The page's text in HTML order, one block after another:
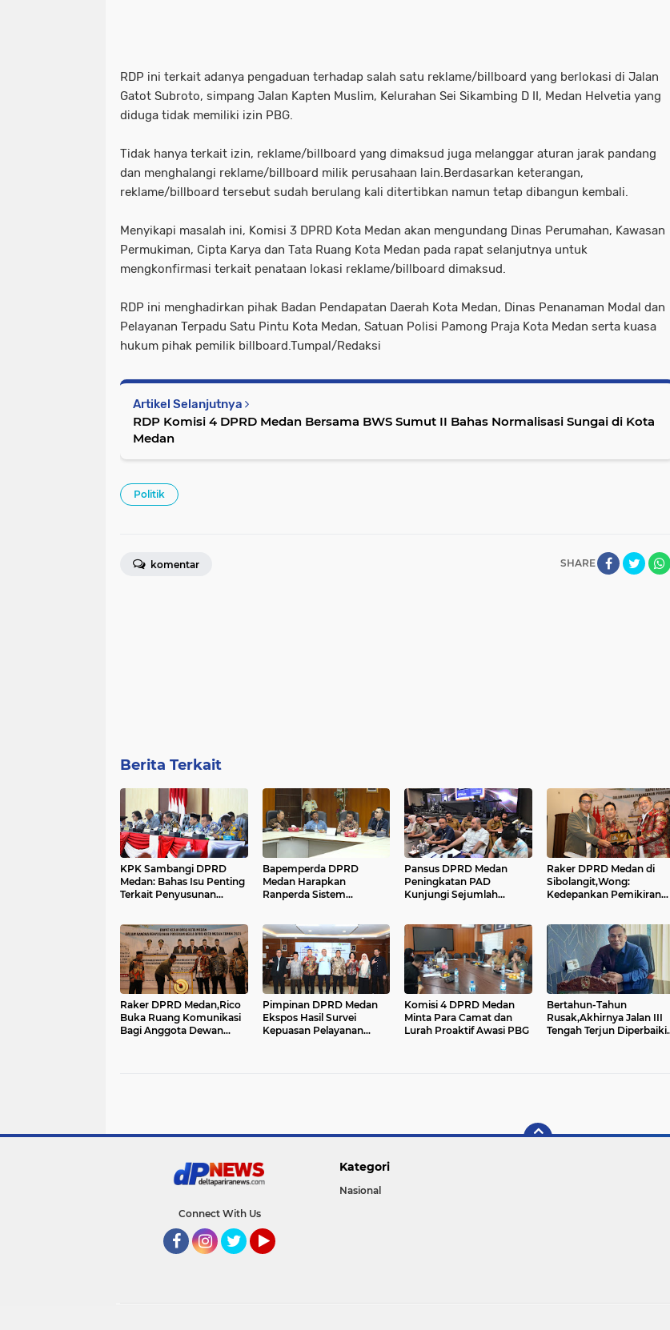
RDP ini terkait adanya pengaduan terhadap salah satu reklame/billboard yang berlokasi di Jalan
Gatot Subroto, simpang Jalan Kapten Muslim, Kelurahan Sei Sikambing D II, Medan Helvetia yang
diduga tidak memiliki izin PBG.
Tidak hanya terkait izin, reklame/billboard yang dimaksud juga melanggar aturan jarak pandang
dan menghalangi reklame/billboard milik perusahaan lain.Berdasarkan keterangan,
reklame/billboard tersebut sudah berulang kali ditertibkan namun tetap dibangun kembali.
Menyikapi masalah ini, Komisi 3 DPRD Kota Medan akan mengundang Dinas Perumahan, Kawasan
Permukiman, Cipta Karya dan Tata Ruang Kota Medan pada rapat selanjutnya untuk
mengkonfirmasi terkait penataan lokasi reklame/billboard dimaksud.
RDP ini menghadirkan pihak Badan Pendapatan Daerah Kota Medan, Dinas Penanaman Modal dan
Pelayanan Terpadu Satu Pintu Kota Medan, Satuan Polisi Pamong Praja Kota Medan serta kuasa
hukum pihak pemilik billboard.Tumpal/Redaksi
Artikel Selanjutnya
RDP Komisi 4 DPRD Medan Bersama BWS Sumut II Bahas Normalisasi Sungai di Kota
Medan
Politik
SHARE
komentar
Berita Terkait
KPK Sambangi DPRD
Medan: Bahas Isu Penting
Terkait Penyusunan
Bapemperda DPRD
Medan Harapkan
Ranperda Sistem
dan Aplikatif...
Pansus DPRD Medan
Peningkatan PAD
Kunjungi Sejumlah
Raker DPRD Medan di
Sibolangit,Wong:
Kedepankan Pemikiran
Raker DPRD Medan,Rico
Buka Ruang Komunikasi
Bagi Anggota Dewan...
Pimpinan DPRD Medan
Ekspos Hasil Survei
Kepuasan Pelayanan
Komisi 4 DPRD Medan
Minta Para Camat dan
Lurah Proaktif Awasi PBG
Bertahun-Tahun
Rusak,Akhirnya Jalan III
Tengah Terjun Diperbaiki:
Connect With Us
Kategori
Nasional